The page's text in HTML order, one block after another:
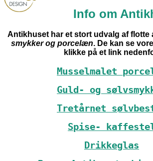
Info om
Antikhuset har et stort udvalg af flotte
smykker og porcelæn. De kan se
klikke på et link
Musselmalet
Guld- og
Tretårnet
Spise-
Drikkeglas